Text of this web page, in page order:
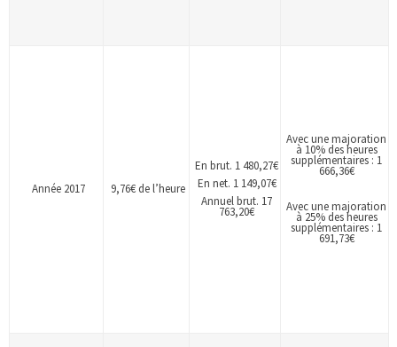
Année 2017 9,76€ de l’heure
En brut. 1 480,27€
En net. 1 149,07€
Annuel brut. 17
763,20€
Avec une majoration
à 10% des heures
supplémentaires : 1
666,36€
Avec une majoration
à 25% des heures
supplémentaires : 1
691,73€